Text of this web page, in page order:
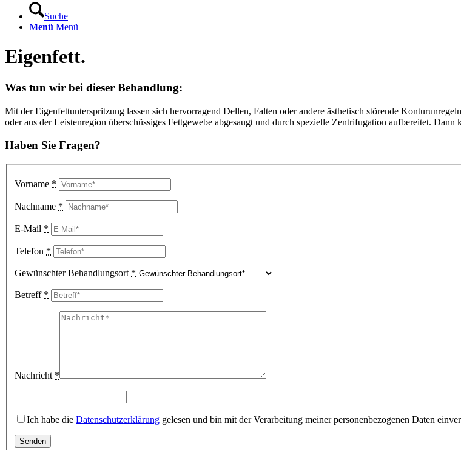
Suche
Menü Menü
Eigenfett.
Was tun wir bei dieser Behandlung:
Mit der Eigenfettunterspritzung lassen sich hervorragend Dellen, Falten oder andere ästhetisch störende
oder aus der Leistenregion überschüssiges Fettgewebe abgesaugt und durch spezielle Zentrifugation aufbereitet.
Haben Sie Fragen?
Vorname *
Nachname *
E-Mail *
Telefon *
Gewünschter Behandlungsort *
Betreff *
Nachricht *
Ich habe die Datenschutzerklärung gelesen und bin mit der Verarbeitung meiner personenbezogenen Daten